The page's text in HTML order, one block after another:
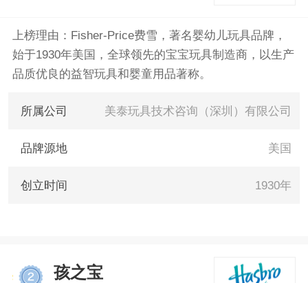
上榜理由：Fisher-Price费雪，著名婴幼儿玩具品牌，
始于1930年美国，全球领先的宝宝玩具制造商，以生产
品质优良的益智玩具和婴童用品著称。
所属公司 美泰玩具技术咨询（深圳）有限公司
品牌源地 美国
创立时间 1930年
孩之宝